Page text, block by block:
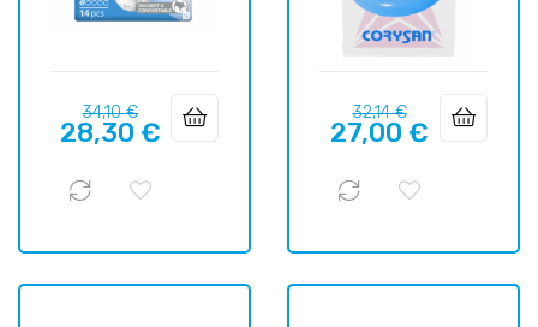
Базовая
цена
34,10 €Цена
28,30 €
Базовая
цена
32,14 €Цена
27,00 €